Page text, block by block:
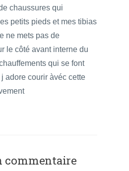
chaussures qui
petits pieds et mes tibias
ne mets pas de
le côté avant interne du
qui se font
adore courir àvéc cette
commentaire